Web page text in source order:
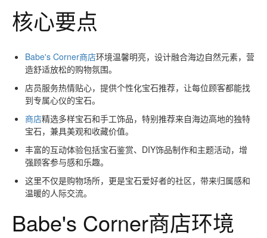
核心要点
Babe's Corner商店环境温馨明亮，设计融合海边自然元素，营
造舒适放松的购物氛围。
店员服务热情贴心，提供个性化宝石推荐，让每位顾客都能找
到专属心仪的宝石。
商店精选多样宝石和手工饰品，特别推荐来自海边高地的独特
宝石，兼具美观和收藏价值。
丰富的互动体验包括宝石鉴赏、DIY饰品制作和主题活动，增
强顾客参与感和乐趣。
这里不仅是购物场所，更是宝石爱好者的社区，带来归属感和
温暖的人际交流。
Babe's Corner商店环境